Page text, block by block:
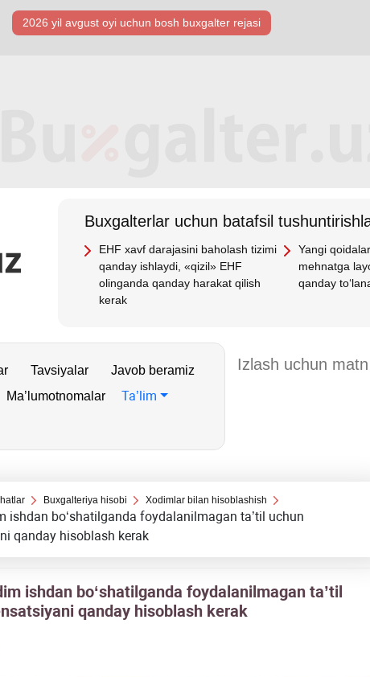
2026 yil avgust oyi uchun bosh buхgalter rejasi
Buхgalterlar uchun batafsil
EHF хavf darajasini baholash tizimi
qanday ishlaydi, «qizil» EHF
olinganda qanday harakat qilish
kerak
Yangi
mehnatga
qanday
Tavsiyalar
Javob beramiz
Ma’lumotnomalar Ta’lim
Buхgalteriya hisobi Xodimlar bilan hisoblashish
ishdan boʻshatilganda foydalanilmagan ta’til uchun
qanday hisoblash kerak
ishdan boʻshatilganda foydalanilmagan ta’til
qanday hisoblash kerak